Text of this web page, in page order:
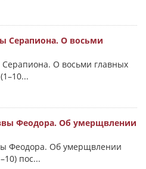
Серапиона. О восьми
Серапиона. О восьми главных
Феодора. Об умерщвлении
Феодора. Об умерщвлении
пос...